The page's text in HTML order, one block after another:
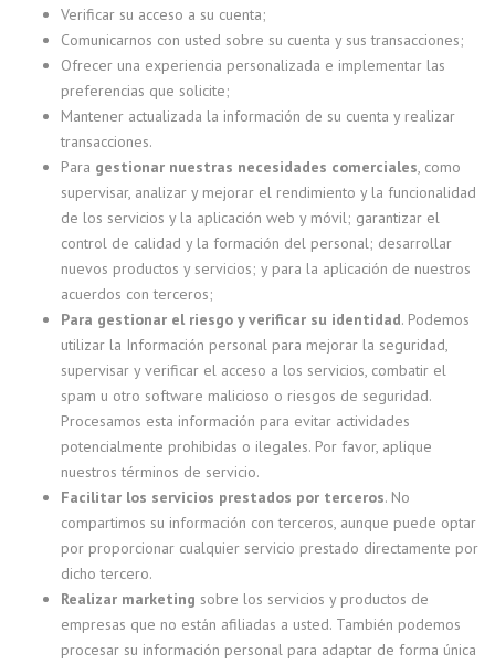
Verificar su acceso a su cuenta;
Comunicarnos con usted sobre su cuenta y sus transacciones;
Ofrecer una experiencia personalizada e implementar las
preferencias que solicite;
Mantener actualizada la información de su cuenta y realizar
transacciones.
Para gestionar nuestras necesidades comerciales, como
supervisar, analizar y mejorar el rendimiento y la funcionalidad
de los servicios y la aplicación web y móvil; garantizar el
control de calidad y la formación del personal; desarrollar
nuevos productos y servicios; y para la aplicación de nuestros
acuerdos con terceros;
Para gestionar el riesgo y verificar su identidad. Podemos
utilizar la Información personal para mejorar la seguridad,
supervisar y verificar el acceso a los servicios, combatir el
spam u otro software malicioso o riesgos de seguridad.
Procesamos esta información para evitar actividades
potencialmente prohibidas o ilegales. Por favor, aplique
nuestros términos de servicio.
Facilitar los servicios prestados por terceros. No
compartimos su información con terceros, aunque puede optar
por proporcionar cualquier servicio prestado directamente por
dicho tercero.
Realizar marketing sobre los servicios y productos de
empresas que no están afiliadas a usted. También podemos
procesar su información personal para adaptar de forma única